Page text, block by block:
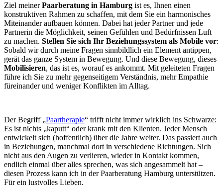
Ziel meinerPaarberatung in Hamburg ist es, Ihnen einen
konstruktiven Rahmen zu schaffen, mit dem Sie ein harmonisches
Miteinander aufbauen können. Dabei hat jeder Partner und jede
Partnerin die Möglichkeit, seinen Gefühlen und Bedürfnissen Luft
zu machen. Stellen Sie sich Ihr Beziehungssystem als Mobile vor:
Sobald wir durch meine Fragen sinnbildlich ein Element antippen,
gerät das ganze System in Bewegung. Und diese Bewegung, dieses
Mobilisieren, das ist es, worauf es ankommt. Mit geleiteten Fragen
führe ich Sie zu mehr gegenseitigem Verständnis, mehr Empathie
füreinander und weniger Konflikten im Alltag.
Der Begriff „Paartherapie“ trifft nicht immer wirklich ins Schwarze:
Es ist nichts „kaputt“ oder krank mit den Klienten. Jeder Mensch
entwickelt sich (hoffentlich) über die Jahre weiter. Das passiert auch
in Beziehungen, manchmal dort in verschiedene Richtungen. Sich
nicht aus den Augen zu verlieren, wieder in Kontakt kommen,
endlich einmal über alles sprechen, was sich angesammelt hat –
diesen Prozess kann ich in der Paarberatung Hamburg unterstützen.
Für ein lustvolles Lieben.